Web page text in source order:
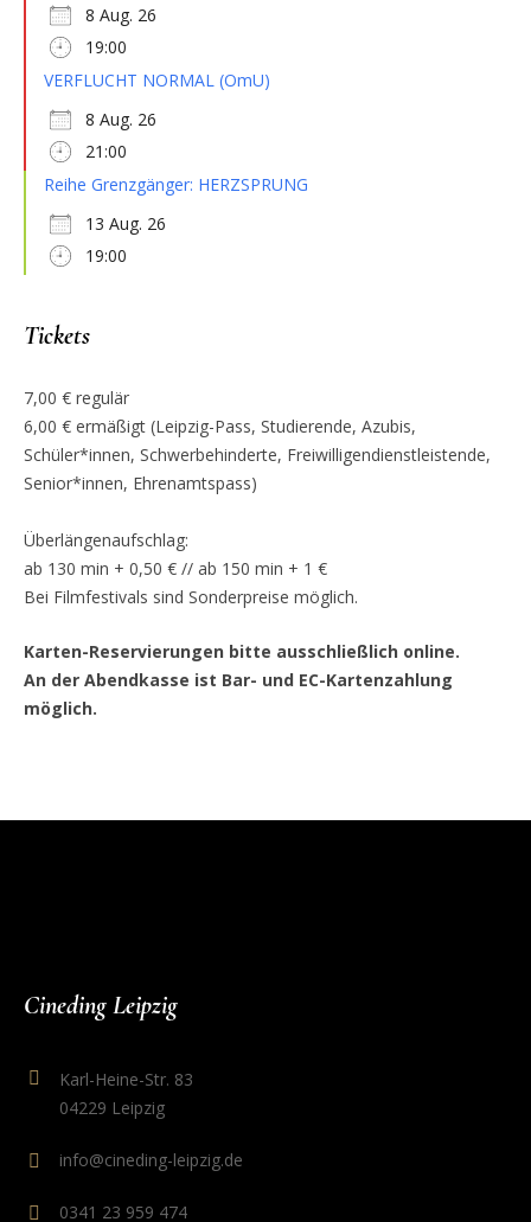
8 Aug. 26
19:00
VERFLUCHT NORMAL (OmU)
8 Aug. 26
21:00
Reihe Grenzgänger: HERZSPRUNG
13 Aug. 26
19:00
Tickets
7,00 € regulär
6,00 € ermäßigt (Leipzig-Pass, Studierende, Azubis,
Schüler*innen, Schwerbehinderte, Freiwilligendienstleistende,
Senior*innen, Ehrenamtspass)
Überlängenaufschlag:
ab 130 min + 0,50 € // ab 150 min + 1 €
Bei Filmfestivals sind Sonderpreise möglich.
Karten-Reservierungen bitte ausschließlich online.
An der Abendkasse ist Bar- und EC-Kartenzahlung
möglich.
Cineding Leipzig
Karl-Heine-Str. 83
04229 Leipzig
info@cineding-leipzig.de
0341 23 959 474